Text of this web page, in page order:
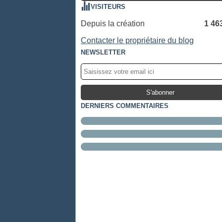
VISITEURS
Depuis la création
1
Contacter le propriétaire du blog
NEWSLETTER
DERNIERS COMMENTAIRES